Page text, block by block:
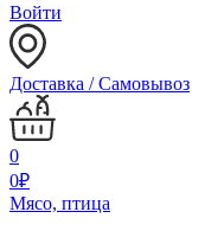
Войти
Доставка / Самовывоз
0
0₽
Мясо, птица